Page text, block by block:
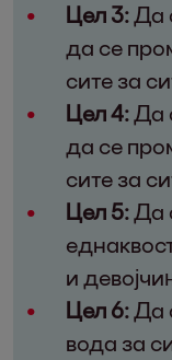
Цел 3:Да
да се
сите за
Цел 4:Да
да се
сите за
Цел 5:Да
и
Цел 6:Да
вода за